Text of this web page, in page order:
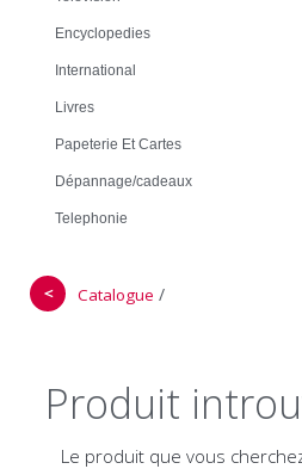
Encyclopedies
International
Livres
Papeterie Et Cartes
Dépannage/cadeaux
Telephonie
＜ Catalogue /
Produit
Le produit que vous